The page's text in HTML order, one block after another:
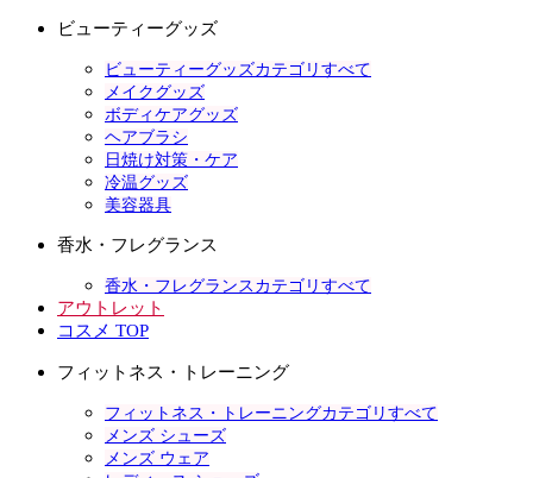
ビューティーグッズ
ビューティーグッズカテゴリすべて
メイクグッズ
ボディケアグッズ
ヘアブラシ
日焼け対策・ケア
冷温グッズ
美容器具
香水・フレグランス
香水・フレグランスカテゴリすべて
アウトレット
コスメ TOP
フィットネス・トレーニング
フィットネス・トレーニングカテゴリすべて
メンズ シューズ
メンズ ウェア